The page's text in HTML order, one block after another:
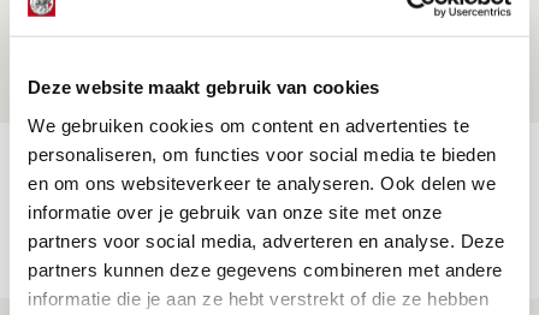
Deze website maakt gebruik van cookies
We gebruiken cookies om content en advertenties te
personaliseren, om functies voor social media te bieden
en om ons websiteverkeer te analyseren. Ook delen we
informatie over je gebruik van onze site met onze
partners voor social media, adverteren en analyse. Deze
partners kunnen deze gegevens combineren met andere
informatie die je aan ze hebt verstrekt of die ze hebben
‘voetbaltempel’
BLOG
Brandt heeft veel vertrouwen in Ajax
dat steeds beter wordt
NIEUWS